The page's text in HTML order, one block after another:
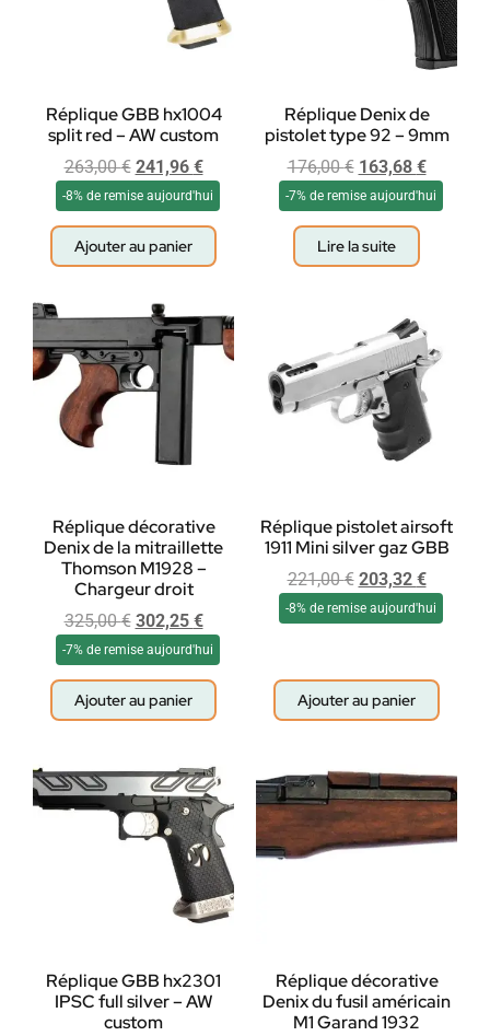
Réplique GBB hx1004
split red – AW custom
263,00€ 241,96 €
-8% de remise aujourd'hui
Ajouter au panier
Réplique Denix de
pistolet type 92 – 9mm
176,00€ 163,68 €
-7% de remise aujourd'hui
Lire la suite
Réplique décorative
Denix de la mitraillette
Thomson M1928 –
Chargeur droit
325,00€ 302,25 €
-7% de remise aujourd'hui
Ajouter au panier
Réplique pistolet airsoft
1911 Mini silver gaz GBB
221,00€ 203,32 €
-8% de remise aujourd'hui
Ajouter au panier
Réplique GBB hx2301
IPSC full silver – AW
custom
Réplique décorative
Denix du fusil américain
M1 Garand 1932